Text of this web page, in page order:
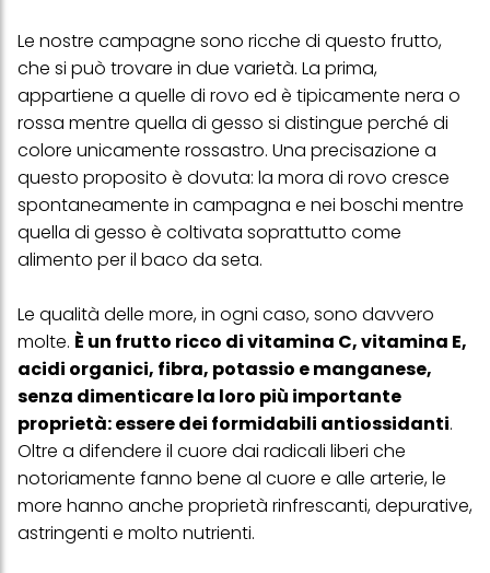
Le nostre campagne sono ricche di questo frutto,
che si può trovare in due varietà. La prima,
appartiene a quelle di rovo ed è tipicamente nera o
rossa mentre quella di gesso si distingue perché di
colore unicamente rossastro. Una precisazione a
questo proposito è dovuta: la mora di rovo cresce
spontaneamente in campagna e nei boschi mentre
quella di gesso è coltivata soprattutto come
alimento per il baco da seta.
Le qualità delle more, in ogni caso, sono davvero
molte. È un frutto ricco di vitamina C, vitamina E,
acidi organici, fibra, potassio e manganese,
senza dimenticare la loro più importante
proprietà: essere dei formidabili antiossidanti.
Oltre a difendere il cuore dai radicali liberi che
notoriamente fanno bene al cuore e alle arterie, le
more hanno anche proprietà rinfrescanti, depurative,
astringenti e molto nutrienti.